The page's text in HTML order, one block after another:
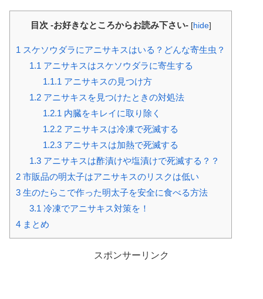
目次 -お好きなところからお読み下さい- [hide]
1 スケソウダラにアニサキスはいる？どんな寄生虫？
1.1アニサキスはスケソウダラに寄生する
1.1.1アニサキスの見つけ方
1.2アニサキスを見つけたときの対処法
1.2.1内臓をキレイに取り除く
1.2.2アニサキスは冷凍で死滅する
1.2.3アニサキスは加熱で死滅する
1.3アニサキスは酢漬けや塩漬けで死滅する？？
2 市販品の明太子はアニサキスのリスクは低い
3 生のたらこで作った明太子を安全に食べる方法
3.1冷凍でアニサキス対策を！
4 まとめ
スポンサーリンク